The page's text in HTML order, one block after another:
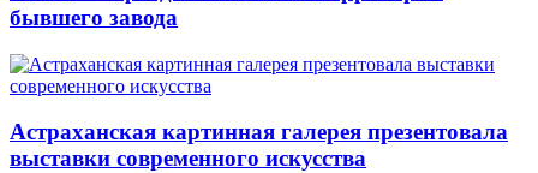
бывшего завода
Астраханская картинная галерея презентовала
выставки современного искусства